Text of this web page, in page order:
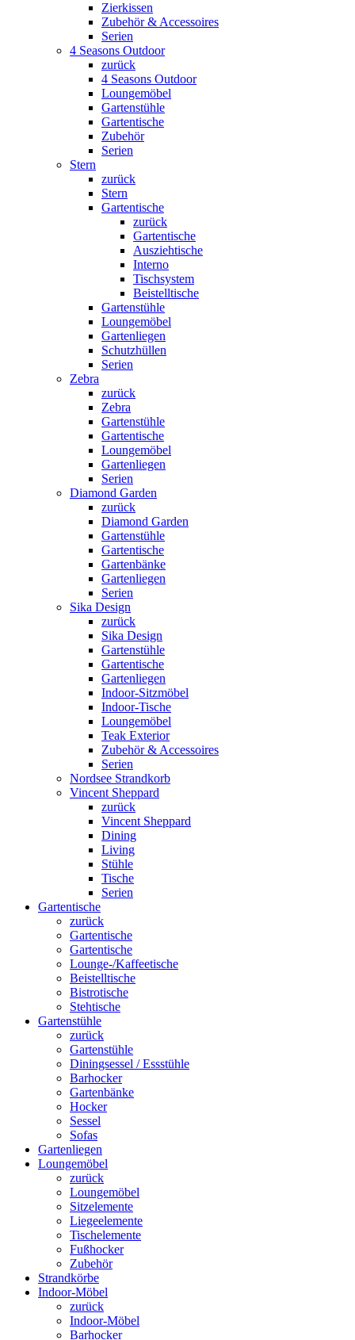
Zierkissen
Zubehör & Accessoires
Serien
4 Seasons Outdoor
zurück
4 Seasons Outdoor
Loungemöbel
Gartenstühle
Gartentische
Zubehör
Serien
Stern
zurück
Stern
Gartentische
zurück
Gartentische
Ausziehtische
Interno
Tischsystem
Beistelltische
Gartenstühle
Loungemöbel
Gartenliegen
Schutzhüllen
Serien
Zebra
zurück
Zebra
Gartenstühle
Gartentische
Loungemöbel
Gartenliegen
Serien
Diamond Garden
zurück
Diamond Garden
Gartenstühle
Gartentische
Gartenbänke
Gartenliegen
Serien
Sika Design
zurück
Sika Design
Gartenstühle
Gartentische
Gartenliegen
Indoor-Sitzmöbel
Indoor-Tische
Loungemöbel
Teak Exterior
Zubehör & Accessoires
Serien
Nordsee Strandkorb
Vincent Sheppard
zurück
Vincent Sheppard
Dining
Living
Stühle
Tische
Serien
Gartentische
zurück
Gartentische
Gartentische
Lounge-/Kaffeetische
Beistelltische
Bistrotische
Stehtische
Gartenstühle
zurück
Gartenstühle
Diningsessel / Essstühle
Barhocker
Gartenbänke
Hocker
Sessel
Sofas
Gartenliegen
Loungemöbel
zurück
Loungemöbel
Sitzelemente
Liegeelemente
Tischelemente
Fußhocker
Zubehör
Strandkörbe
Indoor-Möbel
zurück
Indoor-Möbel
Barhocker